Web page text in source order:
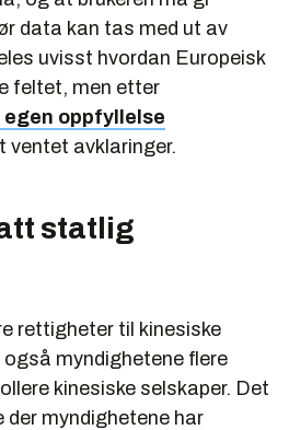
data kan tas med ut av
uvisst hvordan Europeisk
feltet, men etter
oppfyllelse
ventet avklaringer.
statlig
rettigheter til kinesiske
også myndighetene flere
kinesiske selskaper. Det
der myndighetene har